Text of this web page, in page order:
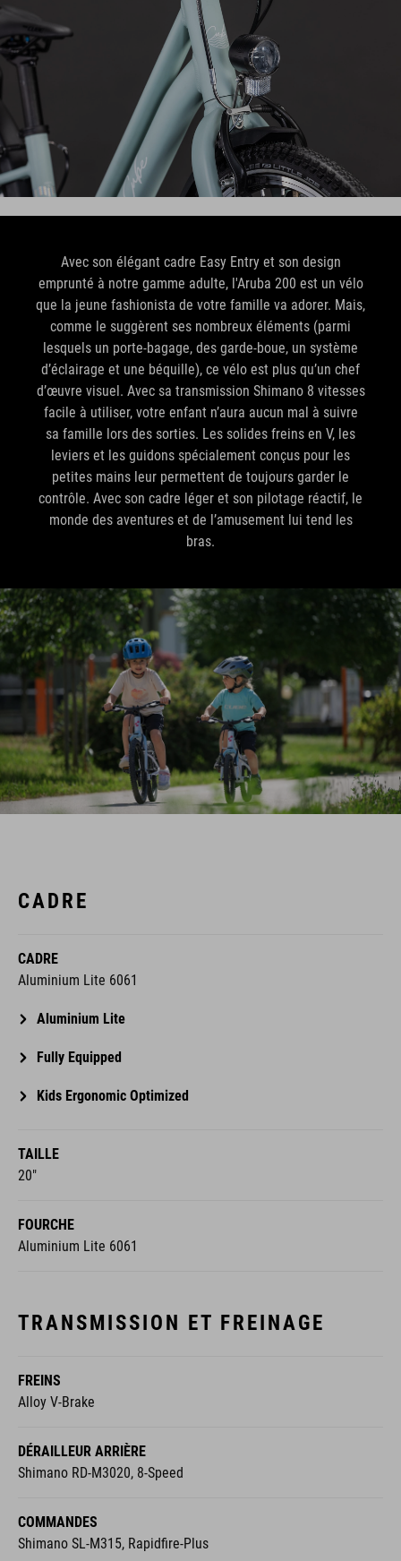
Avec son élégant cadre Easy Entry et son design
emprunté à notre gamme adulte, l'Aruba 200 est un vélo
que la jeune fashionista de votre famille va adorer. Mais,
comme le suggèrent ses nombreux éléments (parmi
lesquels un porte-bagage, des garde-boue, un système
d’éclairage et une béquille), ce vélo est plus qu’un chef
d’œuvre visuel. Avec sa transmission Shimano 8 vitesses
facile à utiliser, votre enfant n’aura aucun mal à suivre
sa famille lors des sorties. Les solides freins en V, les
leviers et les guidons spécialement conçus pour les
petites mains leur permettent de toujours garder le
contrôle. Avec son cadre léger et son pilotage réactif, le
monde des aventures et de l’amusement lui tend les
bras.
CADRE
CADRE
Aluminium Lite 6061
Aluminium Lite
Fully Equipped
Kids Ergonomic Optimized
TAILLE
20"
FOURCHE
Aluminium Lite 6061
TRANSMISSION ET FREINAGE
FREINS
Alloy V-Brake
DÉRAILLEUR ARRIÈRE
Shimano RD-M3020, 8-Speed
COMMANDES
Shimano SL-M315, Rapidfire-Plus